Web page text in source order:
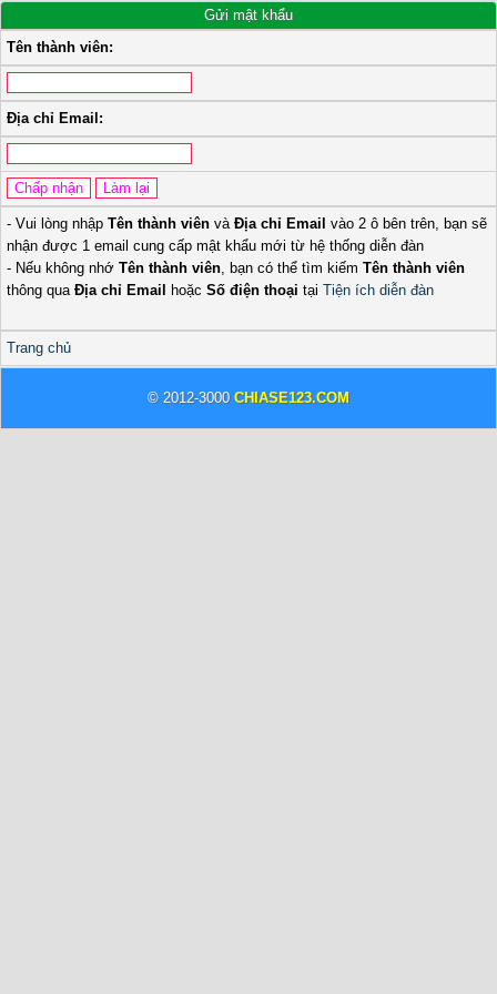
Gửi mật khẩu
Tên thành viên:
Địa chỉ Email:
- Vui lòng nhập Tên thành viên và Địa chỉ Email vào 2 ô bên trên, bạn sẽ
nhận được 1 email cung cấp mật khẩu mới từ hệ thống diễn đàn
- Nếu không nhớ Tên thành viên, bạn có thể tìm kiếm Tên thành viên
thông qua Địa chỉ Email hoặc Số điện thoại tại Tiện ích diễn đàn
Trang chủ
© 2012-3000 CHIASE123.COM